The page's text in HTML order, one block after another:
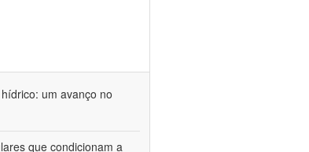
um avanço no
que condicionam a